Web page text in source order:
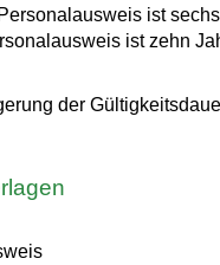
ist
ist zehn
der